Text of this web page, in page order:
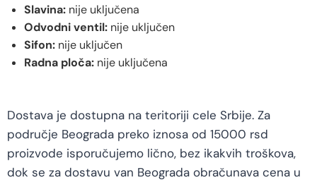
Slavina: nije uključena
Odvodni ventil: nije uključen
Sifon: nije uključen
Radna ploča: nije uključena
Dostava je dostupna na teritoriji cele Srbije. Za
područje Beograda preko iznosa od 15000 rsd
proizvode isporučujemo lično, bez ikakvih troškova,
dok se za dostavu van Beograda obračunava cena u